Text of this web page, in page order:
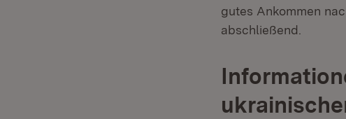
gutes Ankommen
abschließend.